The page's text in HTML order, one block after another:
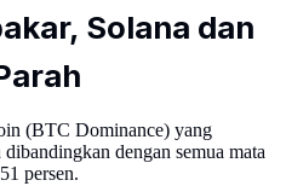
Solana dan
(BTC Dominance) yang
dengan semua mata
persen.